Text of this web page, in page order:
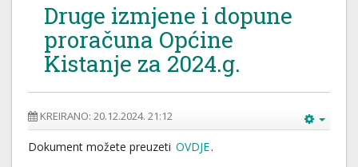
Druge izmjene i dopune
proračuna Općine
Kistanje za 2024.g.
KREIRANO: 20.12.2024. 21:12
Dokument možete preuzeti OVDJE.